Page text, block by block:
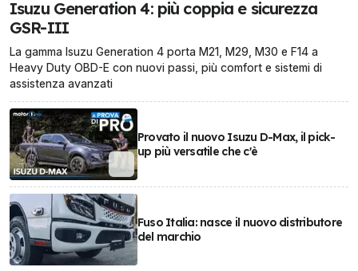
Isuzu Generation 4: più coppia e sicurezza
GSR-III
La gamma Isuzu Generation 4 porta M21, M29, M30 e F14 a
Heavy Duty OBD-E con nuovi passi, più comfort e sistemi di
assistenza avanzati
Provato il nuovo Isuzu D-Max, il pick-
up più versatile che c'è
Fuso Italia: nasce il nuovo distributore
del marchio